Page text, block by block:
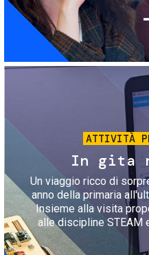
ATTIVITÀ
In gita
Un viaggio ricco di
anno della primaria
Insieme alla visita
alle discipline STEAM